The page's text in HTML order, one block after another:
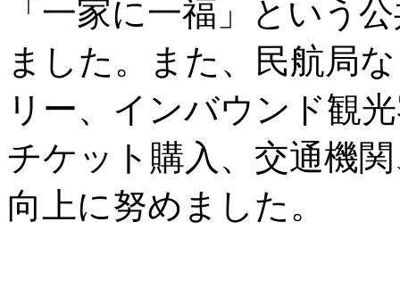
「一家に一福」という
ました。また、民航局
リー、インバウンド観
チケット購入、交通機
向上に努めました。